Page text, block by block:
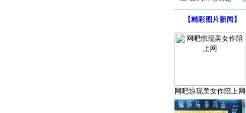
【精彩图片新闻 】
网吧惊现美女作陪上网